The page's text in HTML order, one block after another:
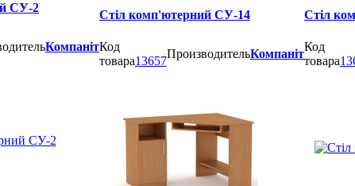
СУ-2
Компаніт
Стіл комп'ютерний СУ-14
Код
товара13657
ПроизводительКомпаніт
Стіл
Код
товара